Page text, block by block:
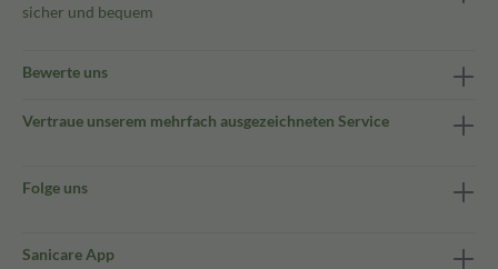
sicher und bequem
Bewerte uns
Vertraue unserem mehrfach ausgezeichneten Service
Folge uns
Sanicare App